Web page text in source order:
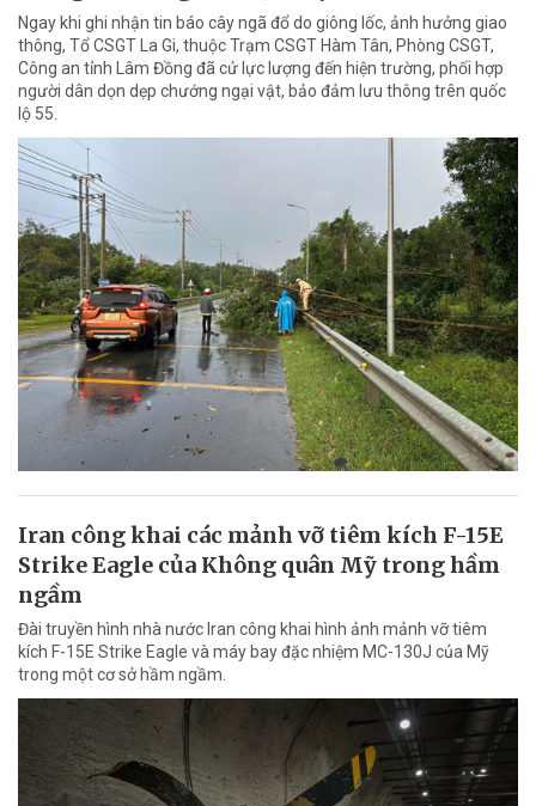
Ngay khi ghi nhận tin báo cây ngã đổ do giông lốc, ảnh hưởng giao
thông, Tổ CSGT La Gi, thuộc Trạm CSGT Hàm Tân, Phòng CSGT,
Công an tỉnh Lâm Đồng đã cử lực lượng đến hiện trường, phối hợp
người dân dọn dẹp chướng ngại vật, bảo đảm lưu thông trên quốc
lộ 55.
Iran công khai các mảnh vỡ tiêm kích F-15E
Strike Eagle của Không quân Mỹ trong hầm
ngầm
Đài truyền hình nhà nước Iran công khai hình ảnh mảnh vỡ tiêm
kích F-15E Strike Eagle và máy bay đặc nhiệm MC-130J của Mỹ
trong một cơ sở hầm ngầm.